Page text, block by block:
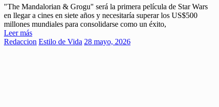
"The Mandalorian & Grogu" será la primera película de Star Wars
en llegar a cines en siete años y necesitaría superar los US$500
millones mundiales para consolidarse como un éxito,
Leer más
Redaccion Estilo de Vida 28 mayo, 2026